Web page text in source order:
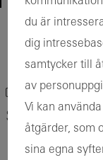
Back to the
Bokmärk
Schüco CC
du är
dig
samtycker till
av
Vi kan
åtgärder, som
sina egna